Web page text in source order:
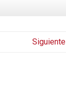
Siguiente